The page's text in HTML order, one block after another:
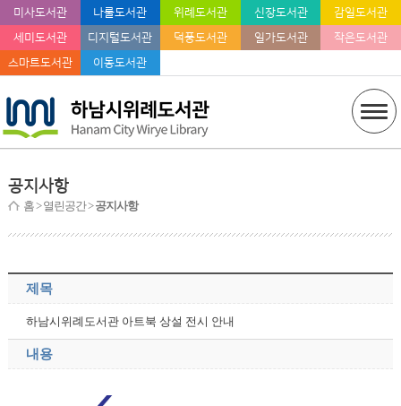
미사도서관 나룰도서관 위례도서관 신장도서관
감일도서관
세미도서관
디지털도서관 덕풍도서관 일가도서관
작은도서관
스마트도서관
이동도서관
공지사항
홈> 열린공간 >공지사항
제목
하남시위례도서관 아트북 상설 전시 안내
내용